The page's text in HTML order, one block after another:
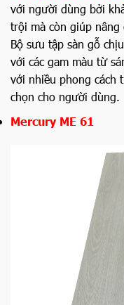
với người dùng bởi
trội mà còn giúp
Bộ sưu tập sàn gỗ
với các gam màu từ
với nhiều phong cách
chọn cho người dùng.
Mercury ME 61